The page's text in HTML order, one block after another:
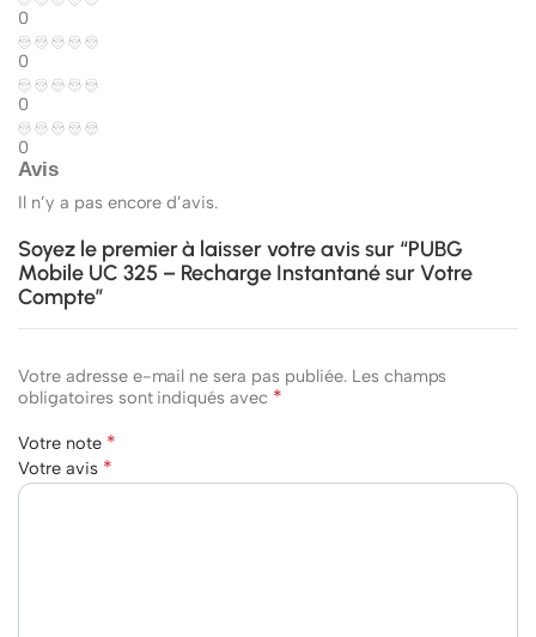
0
0
0
0
Avis
Il n’y a pas encore d’avis.
Soyez le premier à laisser votre avis sur “PUBG
Mobile UC 325 – Recharge Instantané sur Votre
Compte”
Votre adresse e-mail ne sera pas publiée. Les champs
obligatoires sont indiqués avec *
Votre note *
Votre avis *